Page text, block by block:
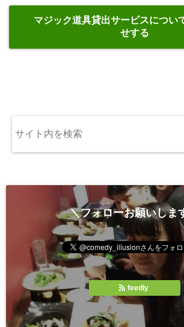
マジック道具貸出サービスについ
せする
＼フォローお願いしま
feedly